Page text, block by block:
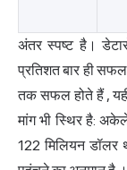
अंतर स्पष्ट है।
प्रतिशत बार ही
तक सफल होते हैं,
मांग भी स्थिर है:
122 मिलियन